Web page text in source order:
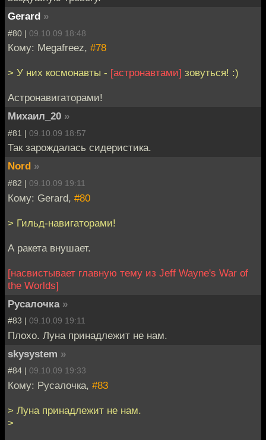
Gerard »
#80 | 09.10.09 18:48
Кому: Megafreez, #78
> У них космонавты - [астронавтами] зовуться! :)
Астронавигаторами!
Михаил_20 »
#81 | 09.10.09 18:57
Так зарождалась сидеристика.
Nord »
#82 | 09.10.09 19:11
Кому: Gerard, #80
> Гильд-навигаторами!
А ракета внушает.
[насвистывает главную тему из Jeff Wayne's War of
the Worlds]
Русалочка »
#83 | 09.10.09 19:11
Плохо. Луна принадлежит не нам.
skysystem »
#84 | 09.10.09 19:33
Кому: Русалочка, #83
> Луна принадлежит не нам.
>